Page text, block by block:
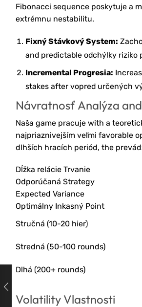
Fibonacci sequence poskytuje a
extrémnu nestabilitu.
Fixný Stávkový System:
and predictable odchýlky riziko
Incremental Progresia:
stakes after vopred určených
Návratnosť Analýza
Naša game pracuje with a
najpriaznivejším veľmi favorable
dlhších hracích periód, the
Dĺžka relácie Trvanie
Odporúčaná Strategy
Expected Variance
Optimálny Inkasný Point
Stručná (10-20 hier)
Stredná (50-100 rounds)
Dlhá (200+ rounds)
Volatility Vlastnosti